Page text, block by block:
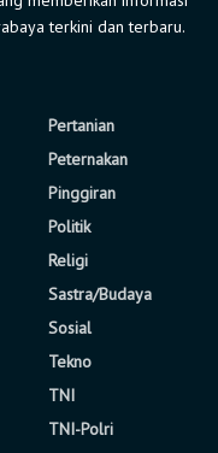
terkini dan terbaru.
Pertanian
Peternakan
Pinggiran
Politik
Religi
Sastra/Budaya
Sosial
Tekno
TNI
TNI-Polri